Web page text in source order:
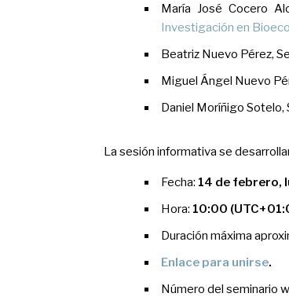
María José Cocero
Investigación en
Beatriz Nuevo Pérez,
Miguel Ángel Nuevo
Daniel Moríñigo Sotelo,
La sesión informativa se
Fecha: 14 de febrero,
Hora: 10:00
Duración máxima
Enlace para unirse.
Número del seminario